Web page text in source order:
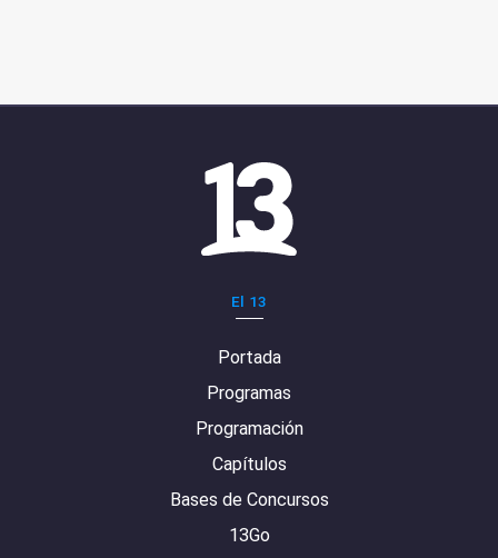
El 13
Portada
Programas
Programación
Capítulos
Bases de Concursos
13Go